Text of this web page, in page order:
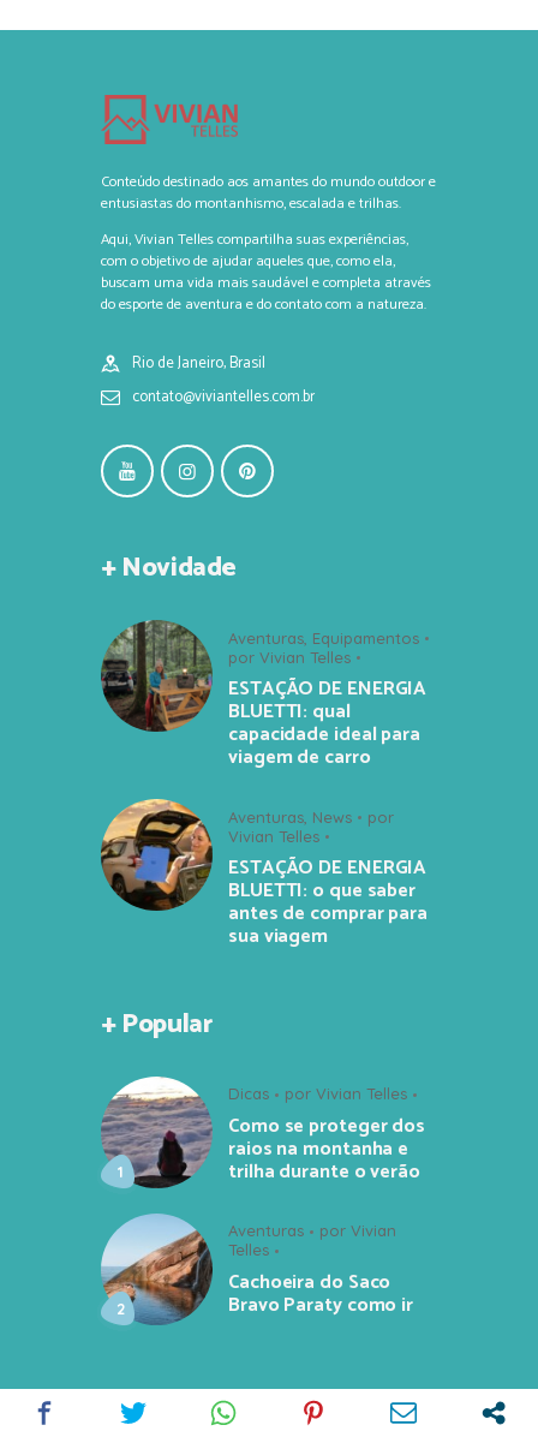
Conteúdo destinado aos amantes do mundo outdoor e
entusiastas do montanhismo, escalada e trilhas.
Aqui, Vivian Telles compartilha suas experiências,
com o objetivo de ajudar aqueles que, como ela,
buscam uma vida mais saudável e completa através
do esporte de aventura e do contato com a natureza.
Rio de Janeiro, Brasil
contato@viviantelles.com.br
+ Novidade
Aventuras Equipamentos
por Vivian Telles
ESTAÇÃO DE ENERGIA
BLUETTI: qual
capacidade ideal para
viagem de carro
Aventuras News
por
Vivian Telles
ESTAÇÃO DE ENERGIA
BLUETTI: o que saber
antes de comprar para
sua viagem
+ Popular
Dicas por Vivian Telles
Como se proteger dos
raios na montanha e
trilha durante o verão
Aventuras por Vivian
Telles
Cachoeira do Saco
Bravo Paraty como ir
Assista no YouTube!